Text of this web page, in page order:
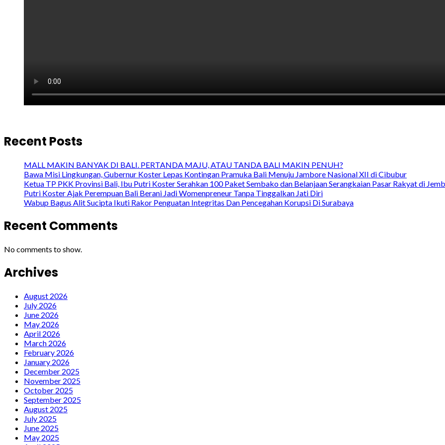
Recent Posts
MALL MAKIN BANYAK DI BALI. PERTANDA MAJU, ATAU TANDA BALI MAKIN PENUH?
Bawa Misi Lingkungan, Gubernur Koster Lepas Kontingan Pramuka Bali Menuju Jambore Nasional XII di Cibubur
Ketua TP PKK Provinsi Bali, Ibu Putri Koster Serahkan 100 Paket Sembako dan Belanjaan Serangkaian Pasar Rakyat di
Putri Koster Ajak Perempuan Bali Berani Jadi Womenpreneur Tanpa Tinggalkan Jati Diri
Wabup Bagus Alit Sucipta Ikuti Rakor Penguatan Integritas Dan Pencegahan Korupsi Di Surabaya
Recent Comments
No comments to show.
Archives
August 2026
July 2026
June 2026
May 2026
April 2026
March 2026
February 2026
January 2026
December 2025
November 2025
October 2025
September 2025
August 2025
July 2025
June 2025
May 2025